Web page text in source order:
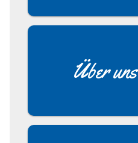
Über uns